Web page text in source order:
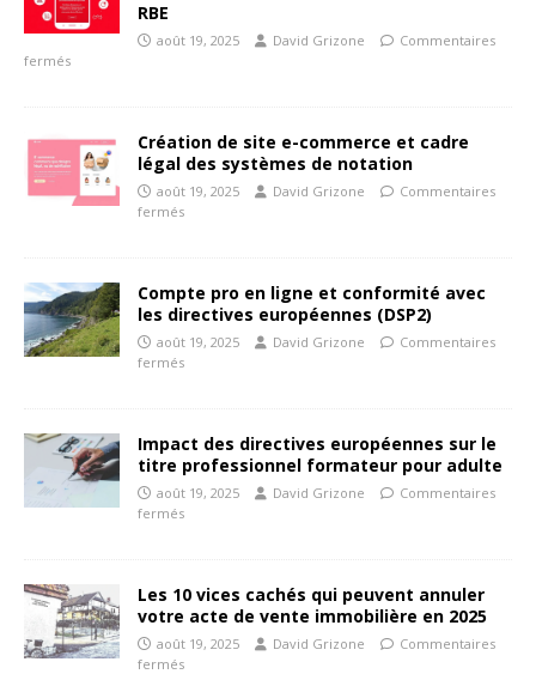
RBE
août 19, 2025 David Grizone
Commentaires
fermés
Création de site e-commerce et cadre
légal des systèmes de notation
août 19, 2025 David Grizone
Commentaires
fermés
Compte pro en ligne et conformité avec
les directives européennes (DSP2)
août 19, 2025 David Grizone
Commentaires
fermés
Impact des directives européennes sur le
titre professionnel formateur pour adulte
août 19, 2025 David Grizone
Commentaires
fermés
Les 10 vices cachés qui peuvent annuler
votre acte de vente immobilière en 2025
août 19, 2025 David Grizone
Commentaires
fermés